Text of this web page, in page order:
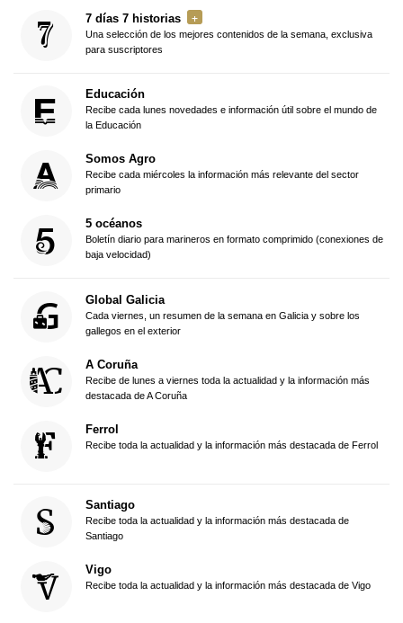
7 días 7 historias
Una selección de los mejores contenidos de la semana, exclusiva
para suscriptores
Educación
Recibe cada lunes novedades e información útil sobre el mundo de
la Educación
Somos Agro
Recibe cada miércoles la información más relevante del sector
primario
5 océanos
Boletín diario para marineros en formato comprimido (conexiones de
baja velocidad)
Global Galicia
Cada viernes, un resumen de la semana en Galicia y sobre los
gallegos en el exterior
A Coruña
Recibe de lunes a viernes toda la actualidad y la información más
destacada de A Coruña
Ferrol
Recibe toda la actualidad y la información más destacada de Ferrol
Santiago
Recibe toda la actualidad y la información más destacada de
Santiago
Vigo
Recibe toda la actualidad y la información más destacada de Vigo